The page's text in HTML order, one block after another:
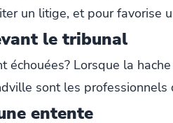
un litige, et pour favorise
le tribunal
échouées? Lorsque la
sont les
entente